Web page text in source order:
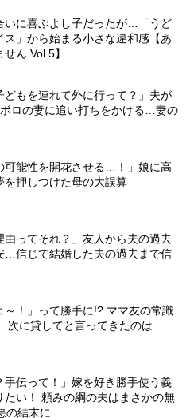
いに喜ぶよし子だったが…「うど
ス」から始まる小さな違和感【あ
ん Vol.5】
どもを連れて外に行って？」夫が
ロの妻に追い打ちをかける…妻の
可能性を開花させる…！」娘に高
を押しつけた母の大誤算
由ってそれ？」友人から夫の過去
…信じて結婚した夫の過去まで信
～！」って勝手に!? ママ友の常識
次に貸してと言ってきたのは…
手伝って！」嫁を好き勝手使う義
たい！ 頼みの綱の夫はまさかの無
の結末に…